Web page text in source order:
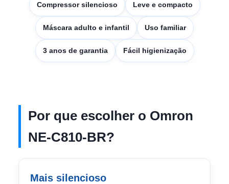
Compressor silencioso Leve e compacto
Máscara adulto e infantil Uso familiar
3 anos de garantia Fácil higienização
Por que escolher o Omron
NE-C810-BR?
Mais silencioso